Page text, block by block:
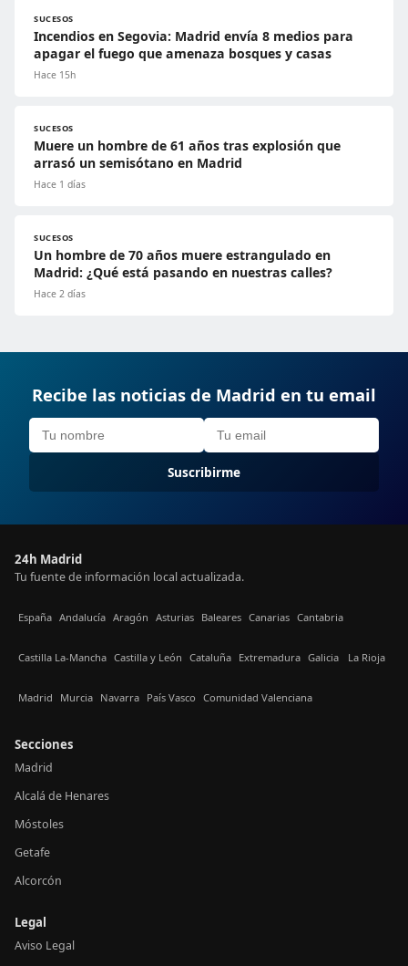
SUCESOS
Incendios en Segovia: Madrid envía 8 medios para
apagar el fuego que amenaza bosques y casas
Hace 15h
SUCESOS
Muere un hombre de 61 años tras explosión que
arrasó un semisótano en Madrid
Hace 1 días
SUCESOS
Un hombre de 70 años muere estrangulado en
Madrid: ¿Qué está pasando en nuestras calles?
Hace 2 días
Recibe las noticias de Madrid en tu email
Suscribirme
24h Madrid
Tu fuente de información local actualizada.
España Andalucía Aragón Asturias Baleares Canarias Cantabria
Castilla La-Mancha Castilla y León Cataluña Extremadura Galicia La Rioja
Madrid Murcia Navarra País Vasco Comunidad Valenciana
Secciones
Madrid
Alcalá de Henares
Móstoles
Getafe
Alcorcón
Legal
Aviso Legal